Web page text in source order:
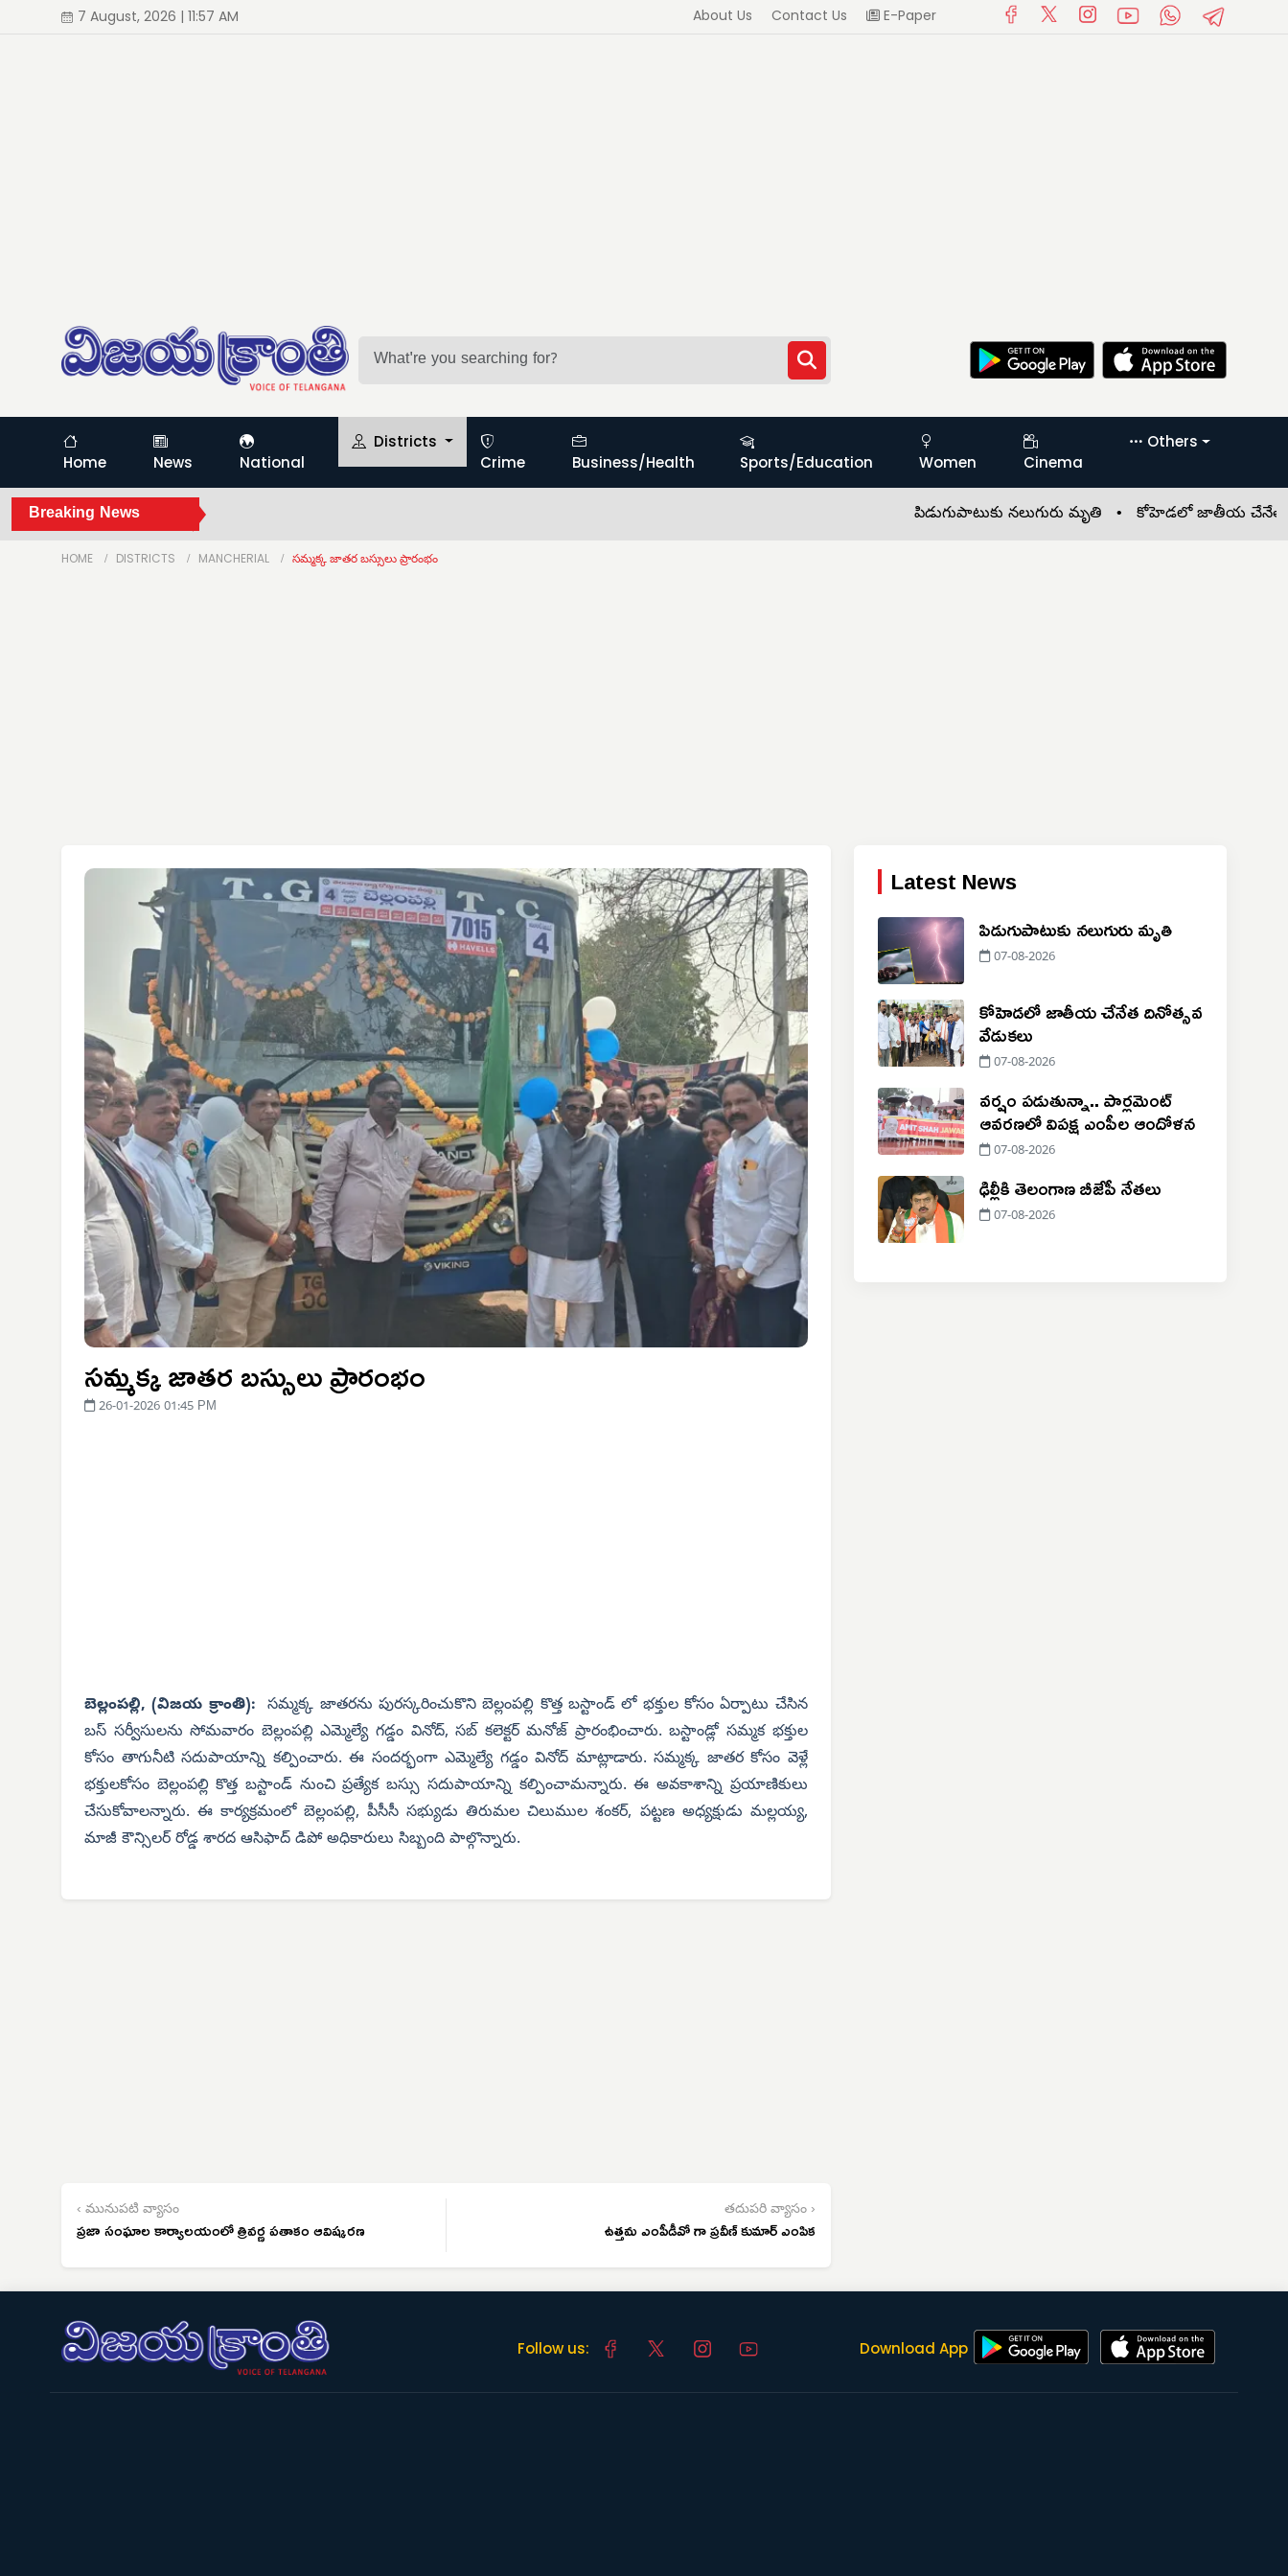
7 August, 2026 | 11:57 AM About Us Contact Us E-Paper
Home News National
Districts
Crime
Business/Health Sports/Education Women Cinema
Others
Breaking News పిడుగుపాటుకు నలుగురు మృతి •కోహెడలో జాతీయ చేనేత దినోత్సవ
HOME DISTRICTS MANCHERIAL సమ్మక్క జాతర బస్సులు ప్రారంభం
సమ్మక్క జాతర బస్సులు ప్రారంభం
26-01-2026 01:45 PM
బెల్లంపల్లి, (విజయ క్రాంతి):సమ్మక్క జాతరను పురస్కరించుకొని బెల్లంపల్లి కొత్త బస్టాండ్ లో భక్తుల కోసం ఏర్పాటు చేసిన
బస్ సర్వీసులను సోమవారం బెల్లంపల్లి ఎమ్మెల్యే గడ్డం వినోద్, సబ్ కలెక్టర్ మనోజ్ ప్రారంభించారు. బస్టాండ్లో సమ్మక భక్తుల
కోసం తాగునీటి సదుపాయాన్ని కల్పించారు. ఈ సందర్భంగా ఎమ్మెల్యే గడ్డం వినోద్ మాట్లాడారు. సమ్మక్క జాతర కోసం వెళ్లే
భక్తులకోసం బెల్లంపల్లి కొత్త బస్టాండ్ నుంచి ప్రత్యేక బస్సు సదుపాయాన్ని కల్పించామన్నారు. ఈ అవకాశాన్ని ప్రయాణికులు
చేసుకోవాలన్నారు. ఈ కార్యక్రమంలో బెల్లంపల్లి, పీసీసీ సభ్యుడు తిరుమల చిలుముల శంకర్, పట్టణ అధ్యక్షుడు మల్లయ్య,
మాజీ కౌన్సిలర్ రోడ్డ శారద ఆసిఫాద్ డిపో అధికారులు సిబ్బంది పాల్గొన్నారు.
‹ మునుపటి వ్యాసం
ప్రజా సంఘాల కార్యాలయంలో త్రివర్ణ పతాకం ఆవిష్కరణ
తదుపరి వ్యాసం ›
ఉత్తమ ఎంపీడీవో గా ప్రవీణ్ కుమార్ ఎంపిక
Latest News
పిడుగుపాటుకు నలుగురు మృతి
07-08-2026
కోహెడలో జాతీయ చేనేత దినోత్సవ
వేడుకలు
07-08-2026
వర్షం పడుతున్నా.. పార్లమెంట్
ఆవరణలో విపక్ష ఎంపీల ఆందోళన
07-08-2026
ఢిల్లీకి తెలంగాణ బీజేపీ నేతలు
07-08-2026
Follow us: Download App